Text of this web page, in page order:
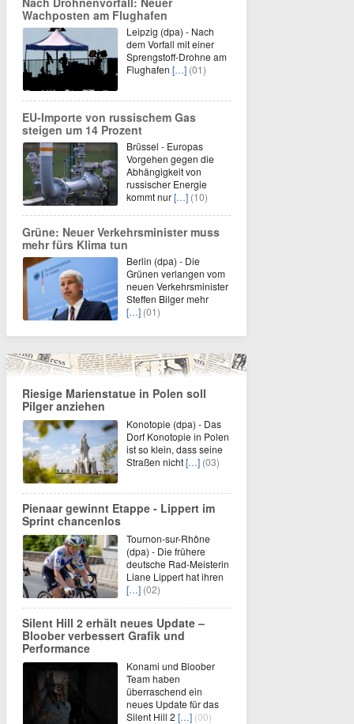
Wachposten am Flughafen
Leipzig (dpa) - Nach
dem Vorfall mit einer
Sprengstoff-Drohne am
Flughafen […] (01)
EU-Importe von russischem Gas
steigen um 14 Prozent
Brüssel - Europas
Vorgehen gegen die
Abhängigkeit von
russischer Energie
kommt nur[…] (10)
Grüne: Neuer Verkehrsminister muss
mehr fürs Klima tun
Berlin (dpa) - Die
Grünen verlangen vom
neuen Verkehrsminister
Steffen Bilger mehr
[…] (01)
Riesige Marienstatue in Polen soll
Pilger anziehen
Konotopie (dpa) - Das
Dorf Konotopie in Polen
ist so klein, dass seine
Straßen nicht[…] (03)
Pienaar gewinnt Etappe - Lippert im
Sprint chancenlos
Tournon-sur-Rhône
(dpa) - Die frühere
deutsche Rad-Meisterin
Liane Lippert hat ihren
[…] (02)
Silent Hill 2 erhält neues Update –
Bloober verbessert Grafik und
Performance
Konami und Bloober
Team haben
überraschend ein
neues Update für das
Silent Hill 2 […] (00)